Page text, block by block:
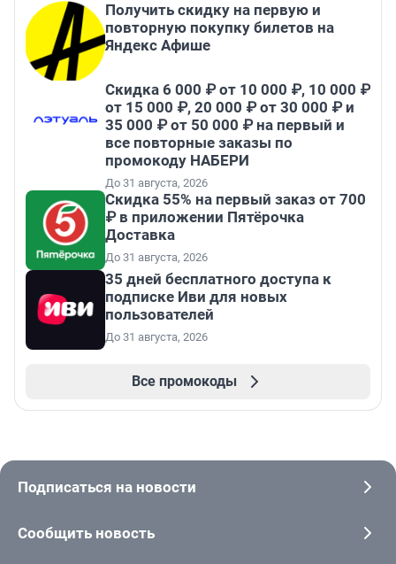
Получить скидку на первую и
повторную покупку билетов на
Яндекс Афише
Скидка 6 000 ₽ от 10 000 ₽, 10 000 ₽
от 15 000 ₽, 20 000 ₽ от 30 000 ₽ и
35 000 ₽ от 50 000 ₽ на первый и
все повторные заказы по
промокоду НАБЕРИ
До 31 августа, 2026
Скидка 55% на первый заказ от 700
₽ в приложении Пятёрочка
Доставка
До 31 августа, 2026
35 дней бесплатного доступа к
подписке Иви для новых
пользователей
До 31 августа, 2026
Все промокоды
Подписаться на новости
Сообщить новость